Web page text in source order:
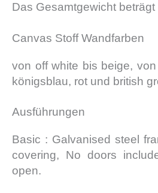
Das Gesamtgewicht beträgt
Canvas Stoff Wandfarben
von off white bis beige,
königsblau, rot und british
Ausführungen
Basic : Galvanised steel
covering, No doors
open.